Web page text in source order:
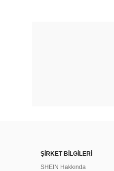
ŞİRKET BİLGİLERİ
SHEIN Hakkında